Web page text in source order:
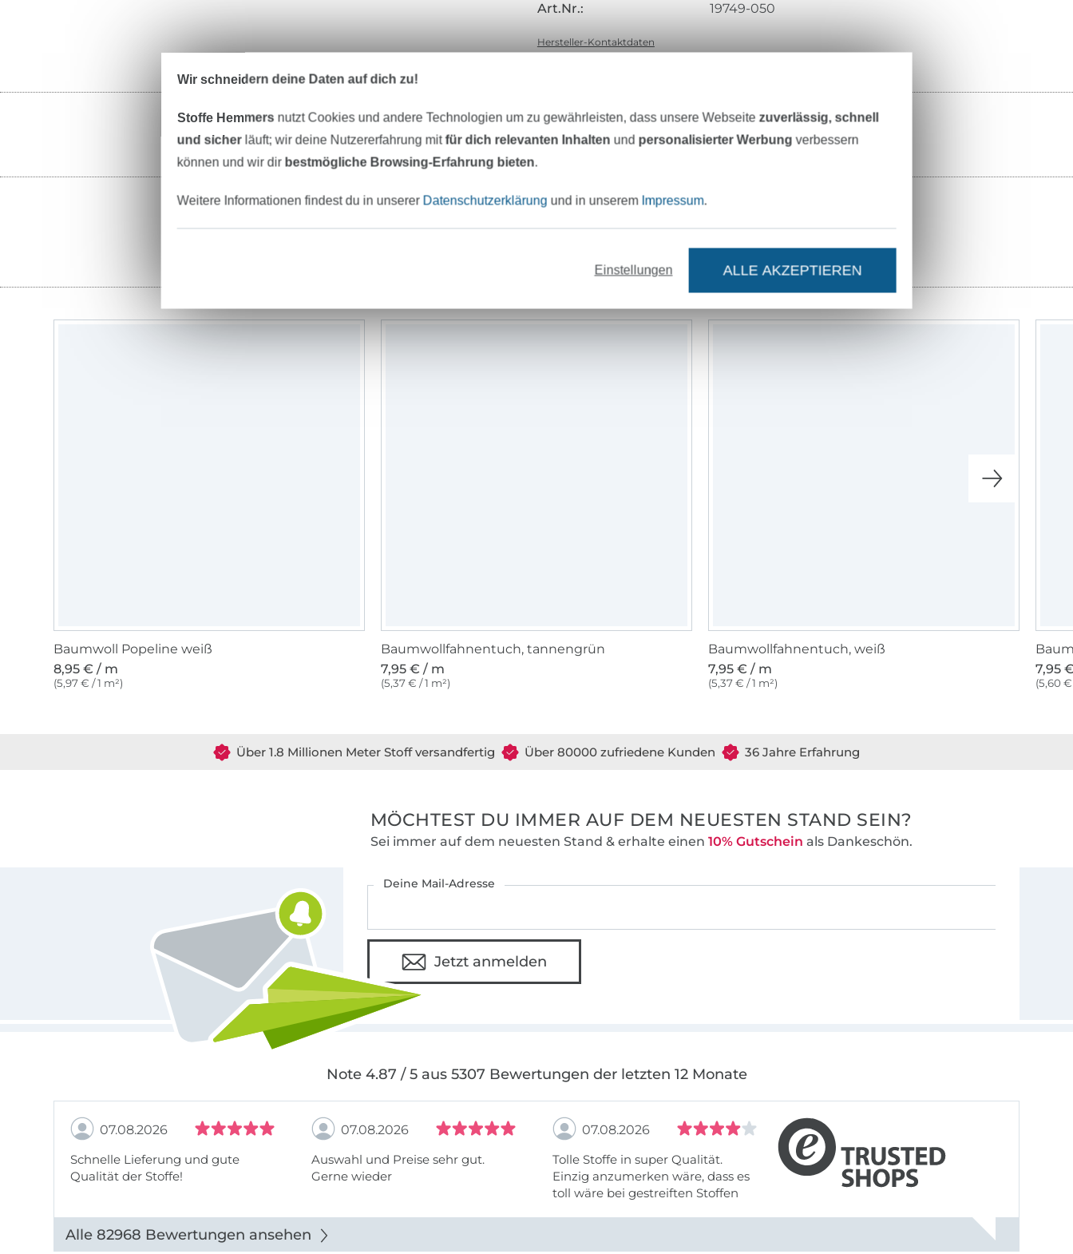
Art.Nr.:
19749-050
Hersteller-Kontaktdaten
Unser Tipp: Das passt dazu
Nähzubehör Schnittmuster
Baumwoll Popeline weiß
8,95 € / m
(5,97 € / 1 m²)
Baumwollfahnentuch, tannengrün
7,95 € / m
(5,37 € / 1 m²)
Baumwollfahnentuch, weiß
7,95 € / m
(5,37 € / 1 m²)
7,95
(5,60 €
Über 1.8 Millionen Meter Stoff versandfertig Über 80000 zufriedene Kunden 36 Jahre Erfahrung
MÖCHTEST DU IMMER AUF DEM NEUESTEN STAND SEIN?
Sei immer auf dem neuesten Stand & erhalte einen 10% Gutschein als Dankeschön.
Deine Mail-Adresse
Jetzt anmelden
Note 4.87 / 5 aus 5307 Bewertungen der letzten 12 Monate
07.08.2026
Schnelle Lieferung und gute
Qualität der Stoffe!
07.08.2026
Auswahl und Preise sehr gut.
Gerne wieder
07.08.2026
Tolle Stoffe in super Qualität.
Einzig anzumerken wäre, dass es
toll wäre bei gestreiften Stoffen
Alle 82968 Bewertungen ansehen
Wir schneidern deine Daten auf dich zu!
Stoffe Hemmers nutzt Cookies und andere Technologien um zu gewährleisten, dass unsere Webseitezuverlässig, schnell
und sicherläuft; wir deine Nutzererfahrung mitfür dich relevanten Inhalten und personalisierter Werbung verbessern
können und wir dir bestmögliche Browsing-Erfahrung bieten.
Weitere Informationen findest du in unserer Datenschutzerklärung und in unserem Impressum.
Einstellungen ALLE AKZEPTIEREN